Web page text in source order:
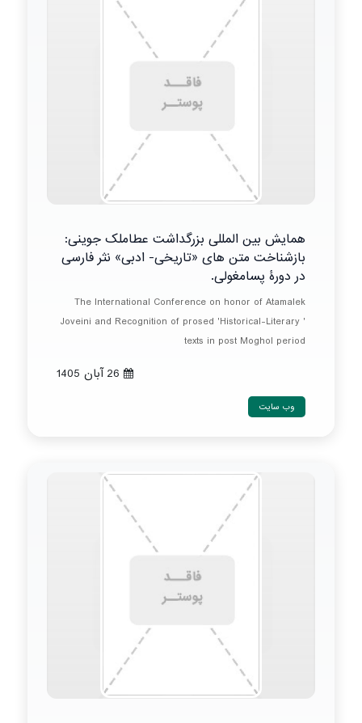
همایش بین المللی بزرگداشت عطاملک جوینی:
بازشناخت متن های «تاریخی- ادبی» نثر فارسی
در دورۀ پسامغولی.
The International Conference on honor of Atamalek
Joveini and Recognition of prosed 'Historical-Literary '
texts in post Moghol period
وب سایت